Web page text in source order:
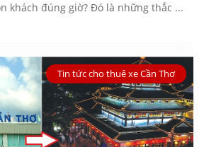
khách đúng giờ? Đó là những thắc ...
Tin tức cho thuê xe Cần Thơ